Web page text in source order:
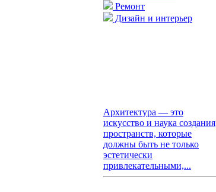
Ремонт
Дизайн и интерьер
Архитектура — это
искусство и наука создания
пространств, которые
должны быть не только
эстетически
привлекательными,...